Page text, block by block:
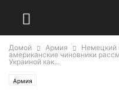
Домой Армия
Немецкий
американские чиновники
Украиной как...
Армия